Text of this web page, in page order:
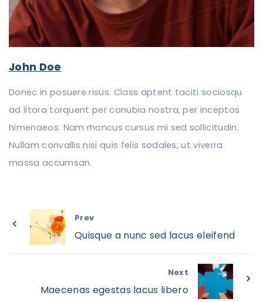
John Doe
Donec in posuere risus. Class aptent taciti sociosqu
ad litora torquent per conubia nostra, per inceptos
himenaeos. Nam rhoncus cursus mi sed sollicitudin.
Nullam convallis nisi quis felis sodales, ut viverra
massa accumsan.
Prev
Quisque a nunc sed lacus eleifend
Next
Maecenas egestas lacus libero